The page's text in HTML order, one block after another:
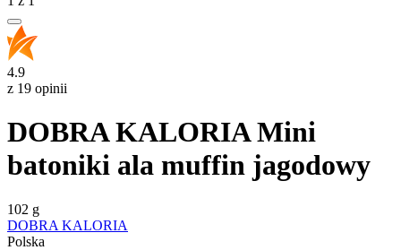
4.9
z 19 opinii
DOBRA KALORIA Mini
batoniki ala muffin jagodowy
102 g
DOBRA KALORIA
Polska